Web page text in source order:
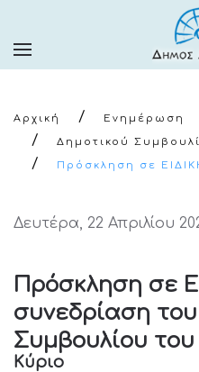
Αρχική Ενημέρωση
Δημοτικού
Πρόσκληση σε
Δευτέρα, 22 Απριλίου
Πρόσκληση σε
συνεδρίαση
Συμβουλίου
Κύριο